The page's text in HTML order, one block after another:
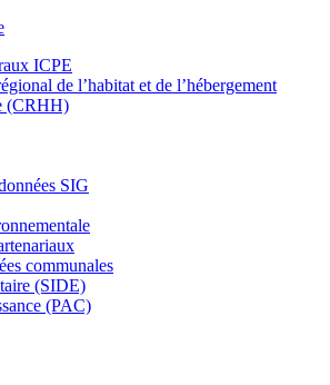
ICPE
de l’habitat et de l’hébergement
(CRHH)
SIG
communales
(SIDE)
(PAC)